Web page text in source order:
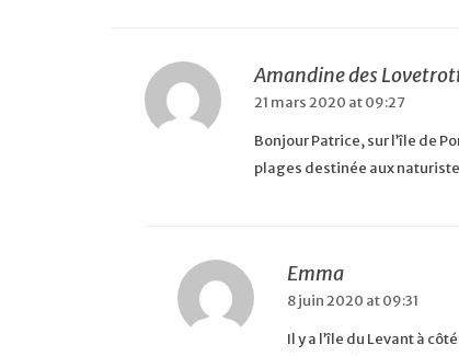
Amandine des
21 mars 2020 at 09:27
Bonjour Patrice, sur l’île de
plages destinée aux
Emma
8 juin 2020 at 09:31
Il y a l’île du Levant à